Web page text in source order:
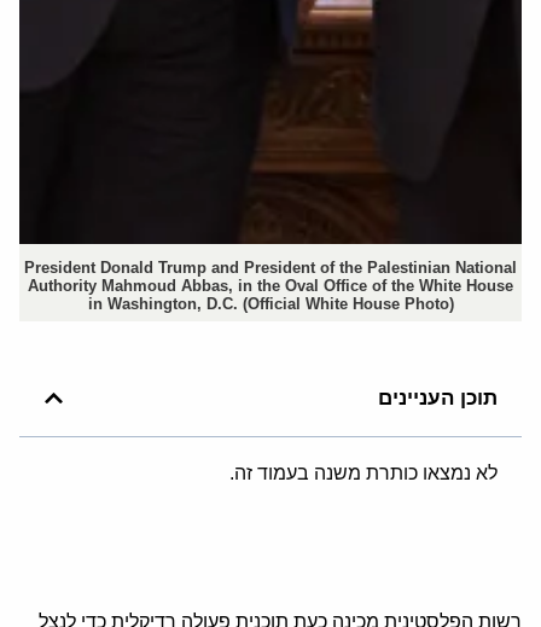
President Donald Trump and President of the Palestinian National
Authority Mahmoud Abbas, in the Oval Office of the White House
in Washington, D.C. (Official White House Photo)
תוכן העניינים
לא נמצאו כותרת משנה בעמוד זה.
רשות הפלסטינית מכינה כעת תוכנית פעולה רדיקלית כדי לנצל